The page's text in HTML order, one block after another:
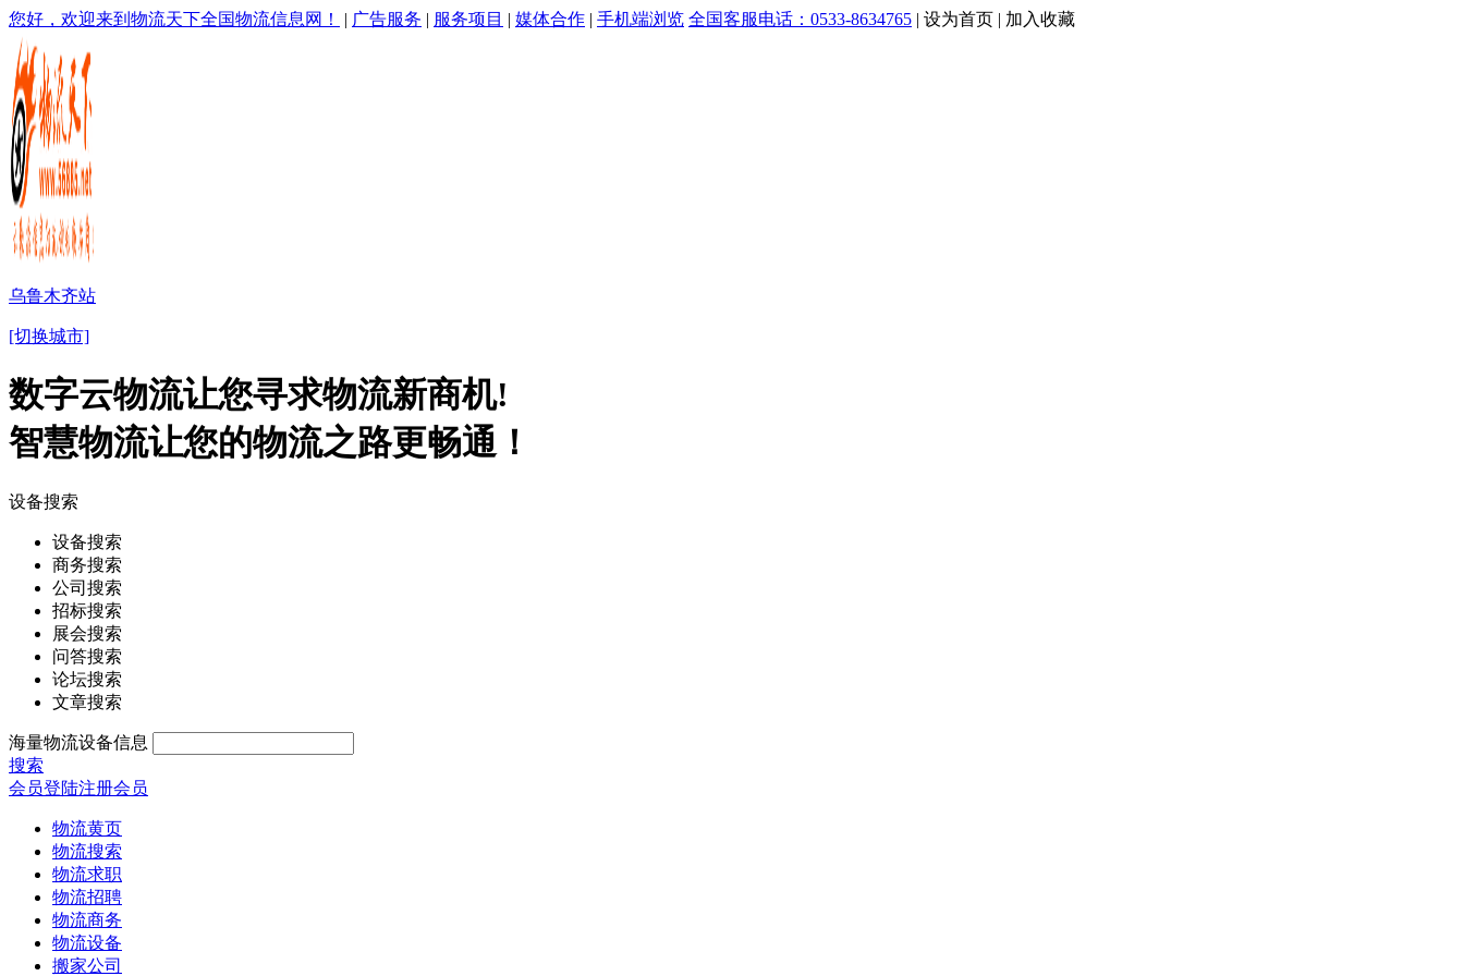
您好，欢迎来到物流天下全国物流信息网！ | 广告服务 | 服务项目 | 媒体合作 | 手机端浏览 全国客服电话：0533-8634765 | 设为首页 | 加入收藏
乌鲁木齐站
[切换城市]
数字云物流让您寻求物流新商机!
智慧物流让您的物流之路更畅通！
设备搜索
设备搜索
商务搜索
公司搜索
招标搜索
展会搜索
问答搜索
论坛搜索
文章搜索
海量物流设备信息
搜索
会员登陆注册会员
物流黄页
物流搜索
物流求职
物流招聘
物流商务
物流设备
搬家公司